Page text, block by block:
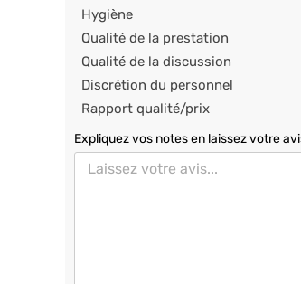
Hygiène
Qualité de la prestation
Qualité de la discussion
Discrétion du personnel
Rapport qualité/prix
Expliquez vos notes en laissez votre